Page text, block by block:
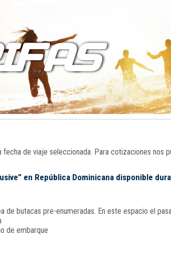
fecha de viaje seleccionada. Para cotizaciones
en República Dominicana disponible
de butacas pre-enumeradas. En este espacio el
de embarque